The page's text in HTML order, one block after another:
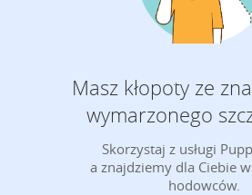
Masz kłopoty ze
wymarzonego
Skorzystaj z usługi
a znajdziemy dla Ciebie
hodowców.